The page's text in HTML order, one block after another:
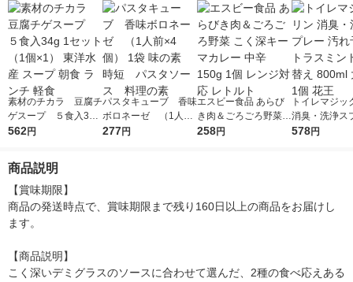
素材のチカラ 豆腐チ
ゲスープ ５食入34g
1セット（1個×1） 東
562円
パスタキューブ 香味
ボロネーゼ （1人前
×4個） 1袋 味の素
277円
エスビー食品 あらび
き肉＆ごろごろ野菜
こく深キーマカレー
258円
トイレマジッ
消臭・洗浄ス
汚れ予防 シト
578円
商品説明
【賞味期限】
商品の発送時点で、賞味期限まで残り160日以上の商品をお届けし
ます。
【商品説明】
こく深いデミグラスのソースに合わせて選んだ、2種の食べ応えある